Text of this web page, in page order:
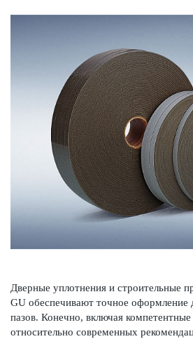
Дверные уплотнения и строительные
GU обеспечивают точное
пазов. Конечно, включая компетентные
относительно современных